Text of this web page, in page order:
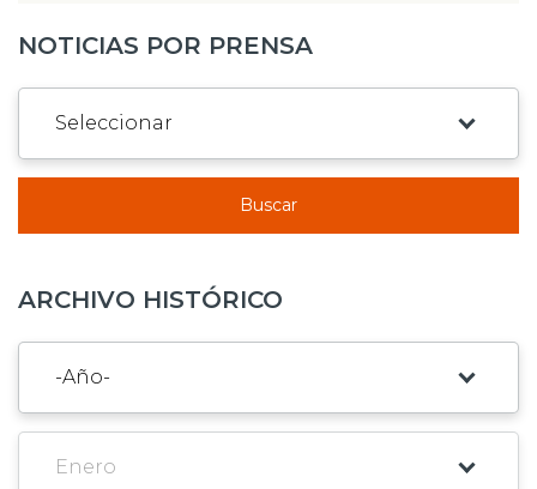
NOTICIAS POR PRENSA
Buscar
ARCHIVO HISTÓRICO